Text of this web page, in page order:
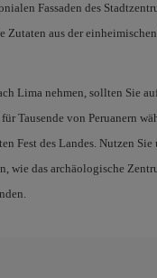
Fassaden des
aus der
Lima nehmen, sollten Sie
Tausende von Peruanern
Fest des Landes. Nutzen Sie
wie das archäologische